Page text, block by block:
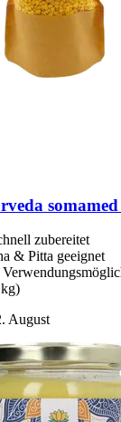
somamed
zubereitet
& Pitta geeignet
August